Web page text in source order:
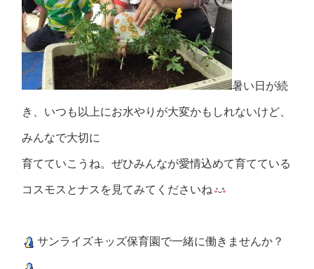
暑い日が続
き、いつも以上にお水やりが大変かもしれないけど、
みんなで大切に
育てていこうね。ぜひみんなが愛情込めて育てている
コスモスとナスを見てみてくださいね
サンライズキッズ保育園で一緒に働きませんか？